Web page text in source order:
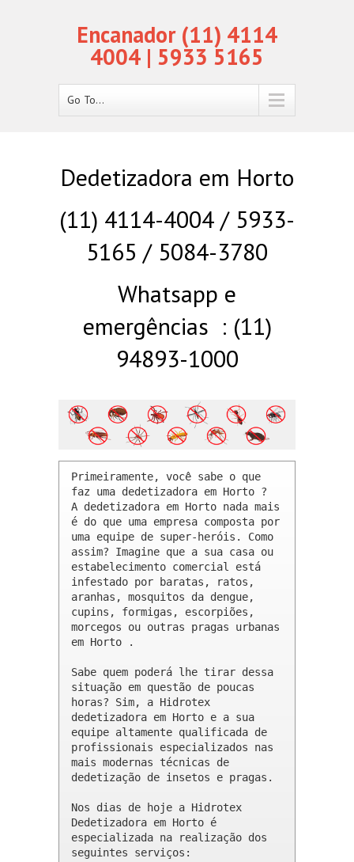
Encanador (11) 4114
4004 | 5933 5165
Go To...
Dedetizadora em Horto
(11) 4114-4004 / 5933-
5165 / 5084-3780
Whatsapp e
emergências : (11)
94893-1000
Primeiramente, você sabe o que
faz uma dedetizadora em Horto ?
A dedetizadora em Horto nada mais
é do que uma empresa composta por
uma equipe de super-heróis. Como
assim? Imagine que a sua casa ou
estabelecimento comercial está
infestado por baratas, ratos,
aranhas, mosquitos da dengue,
cupins, formigas, escorpiões,
morcegos ou outras pragas urbanas
em Horto .
Sabe quem poderá lhe tirar dessa
situação em questão de poucas
horas? Sim, a Hidrotex
dedetizadora em Horto e a sua
equipe altamente qualificada de
profissionais especializados nas
mais modernas técnicas de
dedetização de insetos e pragas.
Nos dias de hoje a Hidrotex
Dedetizadora em Horto é
especializada na realização dos
seguintes serviços: